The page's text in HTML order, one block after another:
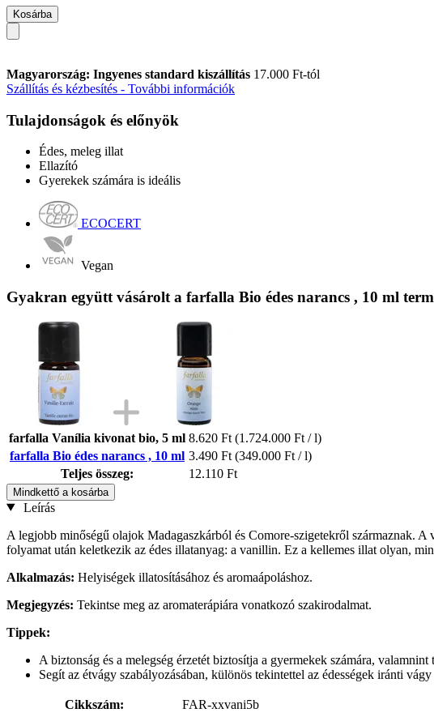
Kosárba
Magyarország: Ingyenes standard kiszállítás 17.000 Ft-tól
Szállítás és kézbesítés - További információk
Tulajdonságok és előnyök
Édes, meleg illat
Ellazító
Gyerekek számára is ideális
ECOCERT
Vegan
Gyakran együtt vásárolt a farfalla Bio édes narancs , 10 ml
farfalla Vanília kivonat bio, 5 ml 8.620 Ft (1.724.000 Ft / l)
farfalla Bio édes narancs , 10 ml 3.490 Ft (349.000 Ft / l)
Teljes összeg:
12.110 Ft
Mindkettő a kosárba
Leírás
A legjobb minőségű olajok Madagaszkárból és Comore-szigetekről származnak.
folyamat után keletkezik az édes illatanyag: a vanillin. Ez a kellemes illat olyan,
Alkalmazás: Helyiségek illatosításához és aromaápoláshoz.
Megjegyzés: Tekintse meg az aromaterápiára vonatkozó szakirodalmat.
Tippek:
A biztonság és a melegség érzetét biztosítja a gyermekek számára,
Segít az étvágy szabályozásában, különös tekintettel az édességek iránti vágy
Cikkszám:
FAR-xxvani5b